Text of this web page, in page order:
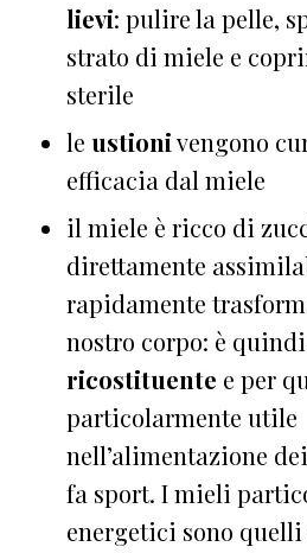
lievi: pulire la pelle,
strato di miele e
sterile
le ustionivengono
efficacia dal miele
il miele è ricco di
direttamente
rapidamente
nostro corpo: è
ricostituente e per
particolarmente utile
nell’alimentazione
fa sport. I mieli
energetici sono